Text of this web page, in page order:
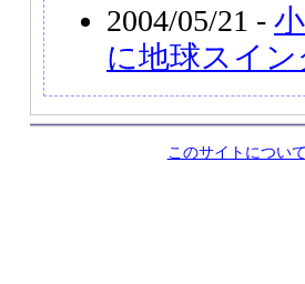
2004/05/21 -
に地球スイ
このサイトについて